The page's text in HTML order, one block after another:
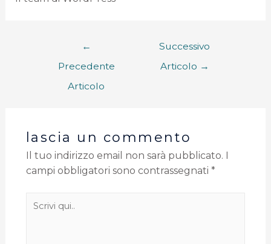
←
Precedente
Articolo
Successivo
Articolo →
lascia un commento
Il tuo indirizzo email non sarà pubblicato.
campi obbligatori sono contrassegnati *